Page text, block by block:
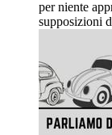
per niente
supposizioni